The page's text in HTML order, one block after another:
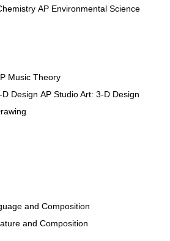
AP Environmental Science
Music Theory
D Design AP Studio Art: 3-D Design
and Composition
and Composition